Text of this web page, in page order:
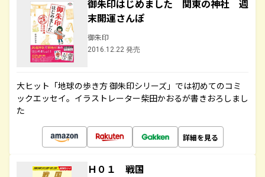
御朱印はじめました 関東の神社 週
末開運さんぽ
御朱印
2016.12.22 発売
大ヒット「地球の歩き方 御朱印シリーズ」では初めてのコミ
ックエッセイ。イラストレーター柴田かおるが書きおろしまし
た
詳細を見る
Ｈ０１ 戦国